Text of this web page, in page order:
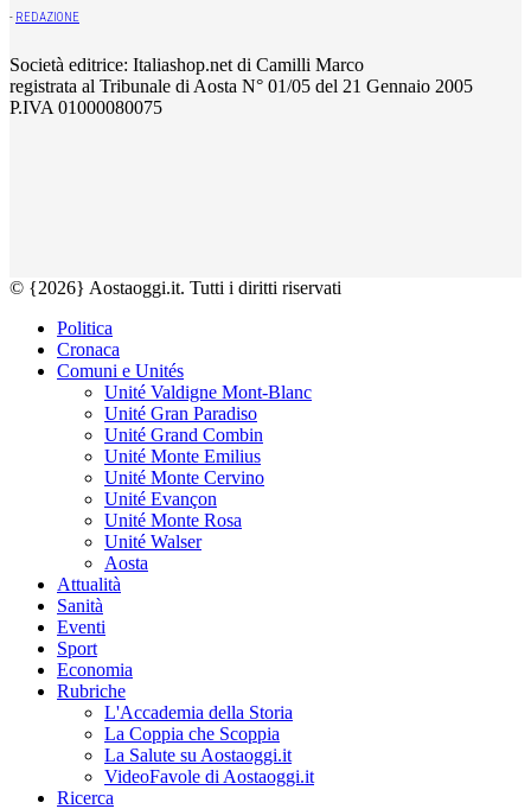
- REDAZIONE
Società editrice: Italiashop.net di Camilli Marco
registrata al Tribunale di Aosta N° 01/05 del 21 Gennaio 2005
P.IVA 01000080075
© {2026} Aostaoggi.it. Tutti i diritti riservati
Politica
Cronaca
Comuni e Unités
Unité Valdigne Mont-Blanc
Unité Gran Paradiso
Unité Grand Combin
Unité Monte Emilius
Unité Monte Cervino
Unité Evançon
Unité Monte Rosa
Unité Walser
Aosta
Attualità
Sanità
Eventi
Sport
Economia
Rubriche
L'Accademia della Storia
La Coppia che Scoppia
La Salute su Aostaoggi.it
VideoFavole di Aostaoggi.it
Ricerca